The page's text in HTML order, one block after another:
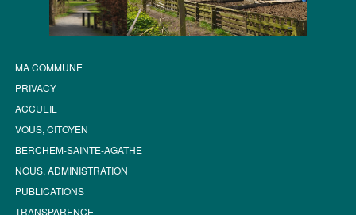
MA COMMUNE
PRIVACY
ACCUEIL
VOUS, CITOYEN
BERCHEM-SAINTE-AGATHE
NOUS, ADMINISTRATION
PUBLICATIONS
TRANSPARENCE